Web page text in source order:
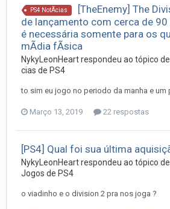
PS4 NotÃ­cias
[TheEnemy] The
de lançamento com cerca de 90
é necessária somente para os
mÃ­dia fÃ­sica
NykyLeonHeartrespondeu ao tópico de
cias de PS4
to sim eu jogo no periodo da manha e um
Março 13, 2019 22 respostas
[PS4] Qual foi sua última
NykyLeonHeartrespondeu ao tópico de
Jogos de PS4
o viadinho e o division 2 pra nos joga ?